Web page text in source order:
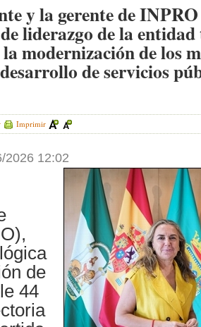
y la gerente de
liderazgo de la
modernización de los
de servicios
Imprimir
2026 12:02
de
44